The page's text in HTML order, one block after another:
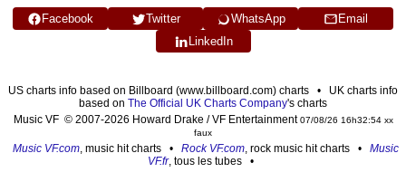
Facebook Twitter WhatsApp
Email
LinkedIn
US charts info based on Billboard (www.billboard.com) charts • UK charts info
based on The Official UK Charts Company's charts
Music VF © 2007-2026 Howard Drake / VF Entertainment07/08/26 16h32:54 xx
faux
Music VF.com, music hit charts • Rock VF.com, rock music hit charts • Music
VF.fr, tous les tubes •